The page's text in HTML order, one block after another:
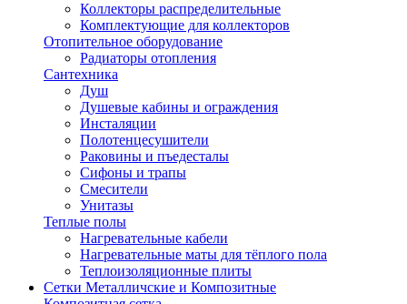
Коллекторы распределительные
Комплектующие для коллекторов
Отопительное оборудование
Радиаторы отопления
Сантехника
Душ
Душевые кабины и ограждения
Инсталяции
Полотенцесушители
Раковины и пъедесталы
Сифоны и трапы
Смесители
Унитазы
Теплые полы
Нагревательные кабели
Нагревательные маты для тёплого пола
Теплоизоляционные плиты
Сетки Металличские и Композитные